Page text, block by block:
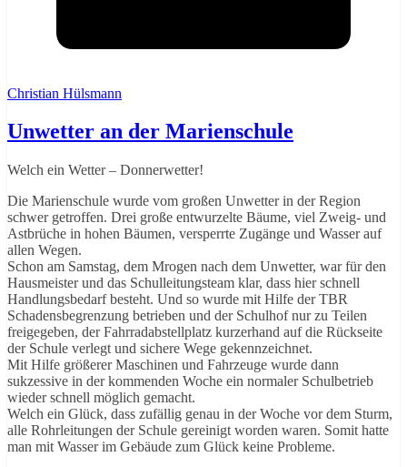
Christian Hülsmann
Unwetter an der Marienschule
Welch ein Wetter – Donnerwetter!
Die Marienschule wurde vom großen Unwetter in der Region
schwer getroffen. Drei große entwurzelte Bäume, viel Zweig- und
Astbrüche in hohen Bäumen, versperrte Zugänge und Wasser auf
allen Wegen.
Schon am Samstag, dem Mrogen nach dem Unwetter, war für den
Hausmeister und das Schulleitungsteam klar, dass hier schnell
Handlungsbedarf besteht. Und so wurde mit Hilfe der TBR
Schadensbegrenzung betrieben und der Schulhof nur zu Teilen
freigegeben, der Fahrradabstellplatz kurzerhand auf die Rückseite
der Schule verlegt und sichere Wege gekennzeichnet.
Mit Hilfe größerer Maschinen und Fahrzeuge wurde dann
sukzessive in der kommenden Woche ein normaler Schulbetrieb
wieder schnell möglich gemacht.
Welch ein Glück, dass zufällig genau in der Woche vor dem Sturm,
alle Rohrleitungen der Schule gereinigt worden waren. Somit hatte
man mit Wasser im Gebäude zum Glück keine Probleme.